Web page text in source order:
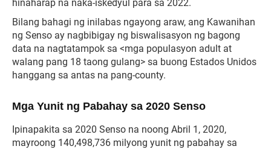
hinaharap na naka-iskedyul para sa 2022.
Bilang bahagi ng inilabas ngayong araw, ang Kawanihan
ng Senso ay nagbibigay ng biswalisasyon ng bagong
data na nagtatampok sa <mga populasyon adult at
walang pang 18 taong gulang> sa buong Estados Unidos
hanggang sa antas na pang-county.
Mga Yunit ng Pabahay sa 2020 Senso
Ipinapakita sa 2020 Senso na noong Abril 1, 2020,
mayroong 140,498,736 milyong yunit ng pabahay sa